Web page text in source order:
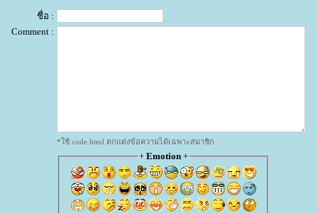
ชื่อ :
Comment :
*ใช้ code html ตกแต่งข้อความได้เฉพาะสมาชิก
+ Emotion+